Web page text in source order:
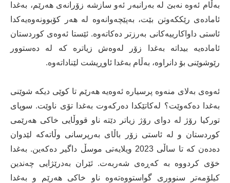
به‌ڵام ئه‌وه‌ نه‌بێ‌ له‌ به‌رانبه‌ر ئه‌و سازشه‌ زۆرانه‌ی هه‌رێم، به‌غدا
ئاماده‌ی رێككه‌وتن بێت، به‌پێچه‌وانه‌وه‌ له‌ هه‌ر كۆبوونه‌وه‌یه‌كدا
ئاستی داواكارییه‌كانی به‌رزتر ده‌كاته‌وه‌. ئێستا ئه‌وه‌ی كوردستان
ئاماده‌یه‌ بیداته‌ به‌غدا زۆر له‌وه‌ش زیاتره‌ كه‌ له‌ ده‌ستوور
رێوشوێنی بۆ دانراوه‌، به‌ڵام به‌غدا ئاوڕیشت لێناداته‌وه‌.
ئه‌وه‌ی به‌لای منه‌وه‌ پرسیاره‌ ئه‌وه‌یه‌ هه‌رێم تا كوێی دیکە شوێنی
به‌غدا ده‌كه‌وێت؟ له‌كاتێكدا ده‌ركه‌وت به‌غدا تۆی ناوێت. سوپای
توركیا رۆژ له‌ دوای رۆژ زیاتر دێته‌ ناو قووڵایی خاكی هه‌رێمی
کوردستان‌ و له‌ ئاستی زۆر باڵای به‌رپرسانی وڵاته‌كه‌ لێدوان
ده‌ده‌ن كه‌ تا ساڵی 2023 ویلایه‌تی موسڵ داگیر ده‌كه‌ین. به‌غدا
خۆی كردووه‌ به‌ كه‌ڕه‌ی شه‌ربه‌ت. ئێران به‌درێژایی چه‌ندین
كیلۆمه‌تر سنووری گواستووەته‌وه‌ ناو خاكی هه‌رێم و به‌غدا